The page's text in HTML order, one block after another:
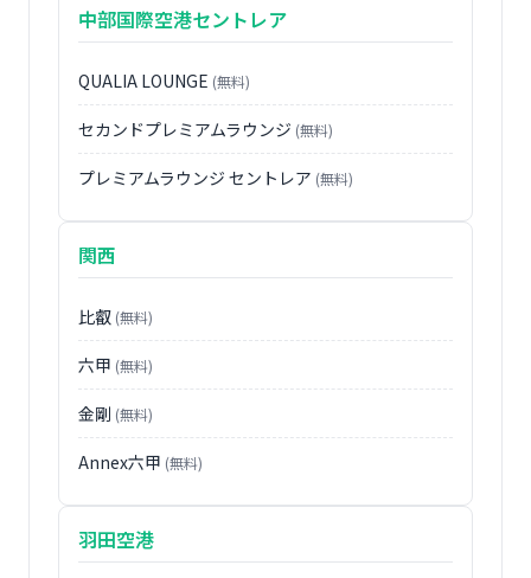
中部国際空港セントレア
QUALIA LOUNGE (無料)
セカンドプレミアムラウンジ (無料)
プレミアムラウンジ セントレア (無料)
関西
比叡 (無料)
六甲 (無料)
金剛 (無料)
Annex六甲 (無料)
羽田空港